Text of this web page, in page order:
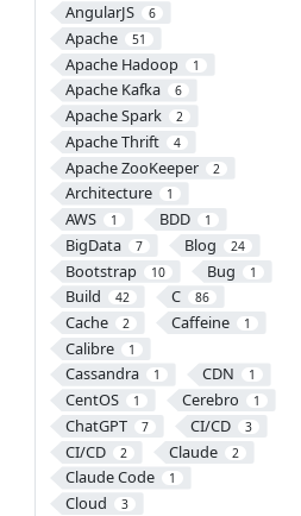
AngularJS 6
Apache 51
Apache Hadoop 1
Apache Kafka 6
Apache Spark 2
Apache Thrift 4
Apache ZooKeeper 2
Architecture 1
AWS 1 BDD 1
BigData 7 Blog 24
Bootstrap 10 Bug 1
Build 42 C 86
Cache 2 Caffeine 1
Calibre 1
Cassandra 1 CDN 1
CentOS 1 Cerebro 1
ChatGPT 7 CI/CD 3
CI/CD 2 Claude 2
Claude Code 1
Cloud 3